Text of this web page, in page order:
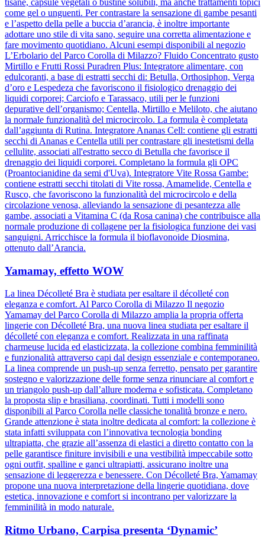
come gel o unguenti. Per contrastare la sensazione di gambe pesanti
e l’aspetto della pelle a buccia d’arancia, è inoltre importante
adottare uno stile di vita sano, seguire una corretta alimentazione e
fare movimento quotidiano. Alcuni esempi disponibili al negozio
L’Erbolario del Parco Corolla di Milazzo? Fluido Concentrato gusto
Mirtillo e Frutti Rossi Puradren Plus: Integratore alimentare, con
edulcoranti, a base di estratti secchi di: Betulla, Orthosiphon, Verga
d’oro e Lespedeza che favoriscono il fisiologico drenaggio dei
liquidi corporei; Carciofo e Tarassaco, utili per le funzioni
depurative dell’organismo; Centella, Mirtillo e Meliloto, che aiutano
la normale funzionalità del microcircolo. La formula è completata
dall’aggiunta di Rutina. Integratore Ananas Cell: contiene gli estratti
secchi di Ananas e Centella utili per contrastare gli inestetismi della
cellulite, associati all'estratto secco di Betulla che favorisce il
drenaggio dei liquidi corporei. Completano la formula gli OPC
(Proantocianidine da semi d'Uva). Integratore Vite Rossa Gambe:
contiene estratti secchi titolati di Vite rossa, Amamelide, Centella e
Rusco, che favoriscono la funzionalità del microcircolo e della
circolazione venosa, alleviando la sensazione di pesantezza alle
gambe, associati a Vitamina C (da Rosa canina) che contribuisce alla
normale produzione di collagene per la fisiologica funzione dei vasi
sanguigni. Arricchisce la formula il bioflavonoide Diosmina,
ottenuto dall’Arancia.
Yamamay, effetto WOW
La linea Décolleté Bra è studiata per esaltare il décolleté con
eleganza e comfort. Al Parco Corolla di Milazzo Il negozio
Yamamay del Parco Corolla di Milazzo amplia la propria offerta
lingerie con Décolleté Bra, una nuova linea studiata per esaltare il
décolleté con eleganza e comfort. Realizzata in una raffinata
charmeuse lucida ed elasticizzata, la collezione combina femminilità
e funzionalità attraverso capi dal design essenziale e contemporaneo.
La linea comprende un push-up senza ferretto, pensato per garantire
sostegno e valorizzazione delle forme senza rinunciare al comfort e
un triangolo push-up dall’allure moderna e sofisticata. Completano
la proposta slip e brasiliana, coordinati. Tutti i modelli sono
disponibili al Parco Corolla nelle classiche tonalità bronze e nero.
Grande attenzione è stata inoltre dedicata al comfort: la collezione è
stata infatti sviluppata con l’innovativa tecnologia bonding
ultrapiatta, che grazie all’assenza di elastici a diretto contatto con la
pelle garantisce finiture invisibili e una vestibilità impeccabile sotto
ogni outfit, spalline e ganci ultrapiatti, assicurano inoltre una
sensazione di leggerezza e benessere. Con Décolleté Bra, Yamamay
propone una nuova interpretazione della lingerie quotidiana, dove
estetica, innovazione e comfort si incontrano per valorizzare la
femminilità in modo naturale.
Ritmo Urbano, Carpisa presenta ‘Dynamic’